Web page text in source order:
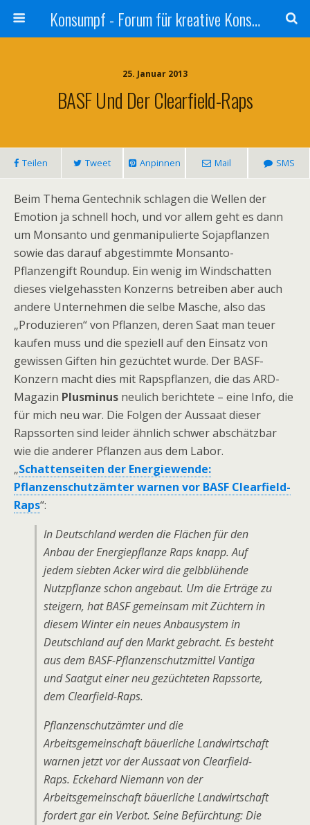
Konsumpf - Forum für kreative Konsumkritik - Culture Jamming, Nachhaltigkeit, Konzernkritik, Adbusting
25. Januar 2013
BASF Und Der Clearfield-Raps
Teilen Tweet Anpinnen Mail SMS
Beim Thema Gentechnik schlagen die Wellen der
Emotion ja schnell hoch, und vor allem geht es dann
um Monsanto und genmanipulierte Sojapflanzen
sowie das darauf abgestimmte Monsanto-
Pflanzengift Roundup. Ein wenig im Windschatten
dieses vielgehassten Konzerns betreiben aber auch
andere Unternehmen die selbe Masche, also das
„Produzieren“ von Pflanzen, deren Saat man teuer
kaufen muss und die speziell auf den Einsatz von
gewissen Giften hin gezüchtet wurde. Der BASF-
Konzern macht dies mit Rapspflanzen, die das ARD-
Magazin Plusminus neulich berichtete – eine Info, die
für mich neu war. Die Folgen der Aussaat dieser
Rapssorten sind leider ähnlich schwer abschätzbar
wie die anderer Pflanzen aus dem Labor.
„Schattenseiten der Energiewende:
Pflanzenschutzämter warnen vor BASF Clearfield-
Raps“:
In Deutschland werden die Flächen für den
Anbau der Energiepflanze Raps knapp. Auf
jedem siebten Acker wird die gelbblühende
Nutzpflanze schon angebaut. Um die Erträge zu
steigern, hat BASF gemeinsam mit Züchtern in
diesem Winter ein neues Anbausystem in
Deutschland auf den Markt gebracht. Es besteht
aus dem BASF-Pflanzenschutzmittel Vantiga
und Saatgut einer neu gezüchteten Rapssorte,
dem Clearfield-Raps.
Pflanzenschutzämter und die
Arbeitsgemeinschaft bäuerliche Landwirtschaft
warnen jetzt vor der Aussaat von Clearfield-
Raps. Eckehard Niemann von der
Arbeitsgemeinschaft bäuerliche Landwirtschaft
fordert gar ein Verbot. Seine Befürchtung: Die